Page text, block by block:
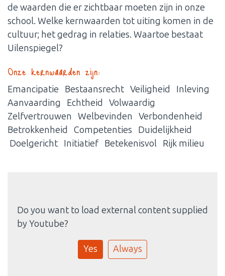
de waarden die er zichtbaar moeten zijn in onze
school. Welke kernwaarden tot uiting komen in de
cultuur; het gedrag in relaties. Waartoe bestaat
Uilenspiegel?
Onze kernwaarden zijn:
Emancipatie Bestaansrecht Veiligheid Inleving
Aanvaarding Echtheid Volwaardig
Zelfvertrouwen Welbevinden Verbondenheid
Betrokkenheid Competenties Duidelijkheid
Doelgericht Initiatief Betekenisvol Rijk milieu
Do you want to load external content supplied
byYoutube?
Yes Always